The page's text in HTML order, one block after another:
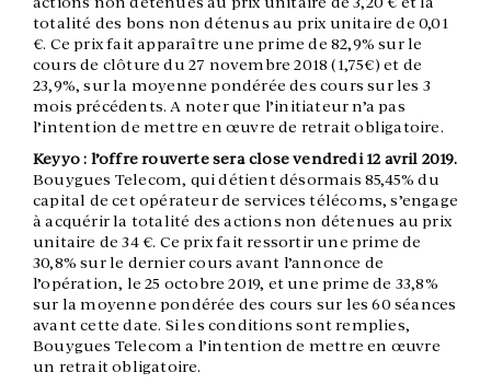
totalité des bons non détenus au prix unitaire de 0,01
€. Ce prix fait apparaître une prime de 82,9% sur le
cours de clôture du 27 novembre 2018 (1,75€) et de
23,9%, sur la moyenne pondérée des cours sur les 3
mois précédents. A noter que l’initiateur n’a pas
l’intention de mettre en œuvre de retrait obligatoire.
Keyyo : l’offre rouverte sera close vendredi 12 avril 2019.
Bouygues Telecom, qui détient désormais 85,45% du
capital de cet opérateur de services télécoms, s’engage
à acquérir la totalité des actions non détenues au prix
unitaire de 34 €. Ce prix fait ressortir une prime de
30,8% sur le dernier cours avant l’annonce de
l’opération, le 25 octobre 2019, et une prime de 33,8%
sur la moyenne pondérée des cours sur les 60 séances
avant cette date. Si les conditions sont remplies,
Bouygues Telecom a l’intention de mettre en œuvre
un retrait obligatoire.